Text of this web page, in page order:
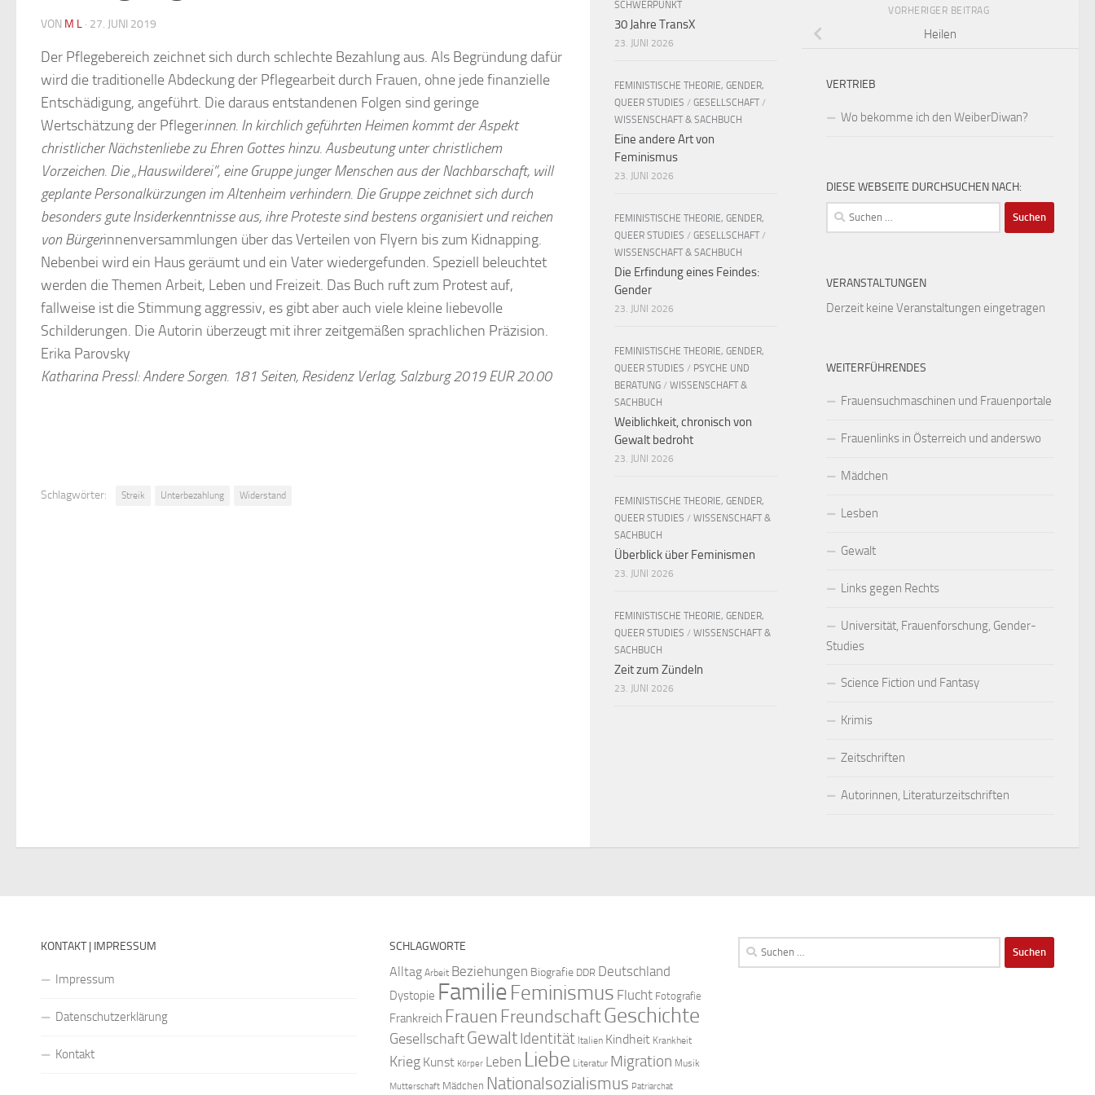
VON M L · 27. JUNI 2019
Der Pflegebereich zeichnet sich durch schlechte Bezahlung aus. Als Begründung dafür
wird die traditionelle Abdeckung der Pflegearbeit durch Frauen, ohne jede finanzielle
Entschädigung, angeführt. Die daraus entstandenen Folgen sind geringe
Wertschätzung der Pflegerinnen. In kirchlich geführten Heimen kommt der Aspekt
christlicher Nächstenliebe zu Ehren Gottes hinzu. Ausbeutung unter christlichem
Vorzeichen. Die „Hauswilderei”, eine Gruppe junger Menschen aus der Nachbarschaft, will
geplante Personalkürzungen im Altenheim verhindern. Die Gruppe zeichnet sich durch
besonders gute Insiderkenntnisse aus, ihre Proteste sind bestens organisiert und reichen
von Bürgerinnenversammlungen über das Verteilen von Flyern bis zum Kidnapping.
Nebenbei wird ein Haus geräumt und ein Vater wiedergefunden. Speziell beleuchtet
werden die Themen Arbeit, Leben und Freizeit. Das Buch ruft zum Protest auf,
fallweise ist die Stimmung aggressiv, es gibt aber auch viele kleine liebevolle
Schilderungen. Die Autorin überzeugt mit ihrer zeitgemäßen sprachlichen Präzision.
Erika Parovsky
Katharina Pressl: Andere Sorgen. 181 Seiten, Residenz Verlag, Salzburg 2019 EUR 20.00
Schlagwörter: Streik Unterbezahlung Widerstand
VORHERIGER BEITRAG
Heilen
VERTRIEB
Wo bekomme ich den WeiberDiwan?
DIESE WEBSEITE DURCHSUCHEN NACH:
Suchen
nach:
VERANSTALTUNGEN
Derzeit keine Veranstaltungen eingetragen
WEITERFÜHRENDES
Frauensuchmaschinen und Frauenportale
Frauenlinks in Österreich und anderswo
Mädchen
Lesben
Gewalt
Links gegen Rechts
Universität, Frauenforschung, Gender-
Studies
Science Fiction und Fantasy
Krimis
Zeitschriften
Autorinnen, Literaturzeitschriften
SCHWERPUNKT
30 Jahre TransX
23. JUNI 2026
FEMINISTISCHE THEORIE, GENDER,
QUEER STUDIES / GESELLSCHAFT /
WISSENSCHAFT & SACHBUCH
Eine andere Art von
Feminismus
23. JUNI 2026
FEMINISTISCHE THEORIE, GENDER,
QUEER STUDIES / GESELLSCHAFT /
WISSENSCHAFT & SACHBUCH
Die Erfindung eines Feindes:
Gender
23. JUNI 2026
FEMINISTISCHE THEORIE, GENDER,
QUEER STUDIES / PSYCHE UND
BERATUNG / WISSENSCHAFT &
SACHBUCH
Weiblichkeit, chronisch von
Gewalt bedroht
23. JUNI 2026
FEMINISTISCHE THEORIE, GENDER,
QUEER STUDIES / WISSENSCHAFT &
SACHBUCH
Überblick über Feminismen
23. JUNI 2026
FEMINISTISCHE THEORIE, GENDER,
QUEER STUDIES / WISSENSCHAFT &
SACHBUCH
Zeit zum Zündeln
23. JUNI 2026
KONTAKT | IMPRESSUM
Impressum
Datenschutzerklärung
Kontakt
SCHLAGWORTE
Alltag Arbeit Beziehungen Biografie DDR Deutschland
Dystopie FamilieFeminismus Flucht Fotografie
Frankreich Frauen FreundschaftGeschichte
GesellschaftGewaltIdentität Italien Kindheit Krankheit
Krieg Kunst Körper Leben Liebe Literatur Migration Musik
Mutterschaft Mädchen Nationalsozialismus Patriarchat
Suchen
nach: